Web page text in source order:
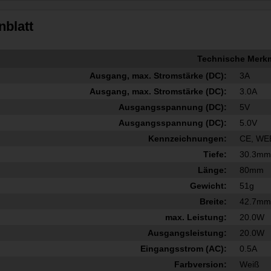
Technische
Ausgang, max. Stromstärke (DC):
3A
Ausgang, max. Stromstärke (DC):
3.0A
Ausgangsspannung (DC):
5V
Ausgangsspannung (DC):
5.0V
Kennzeichnungen:
CE,
Tiefe:
30.3mm
Länge:
80mm
Gewicht:
51g
Breite:
42.7mm
max. Leistung:
20.0W
Ausgangsleistung:
20.0W
Eingangsstrom (AC):
0.5A
Farbversion:
Weiß